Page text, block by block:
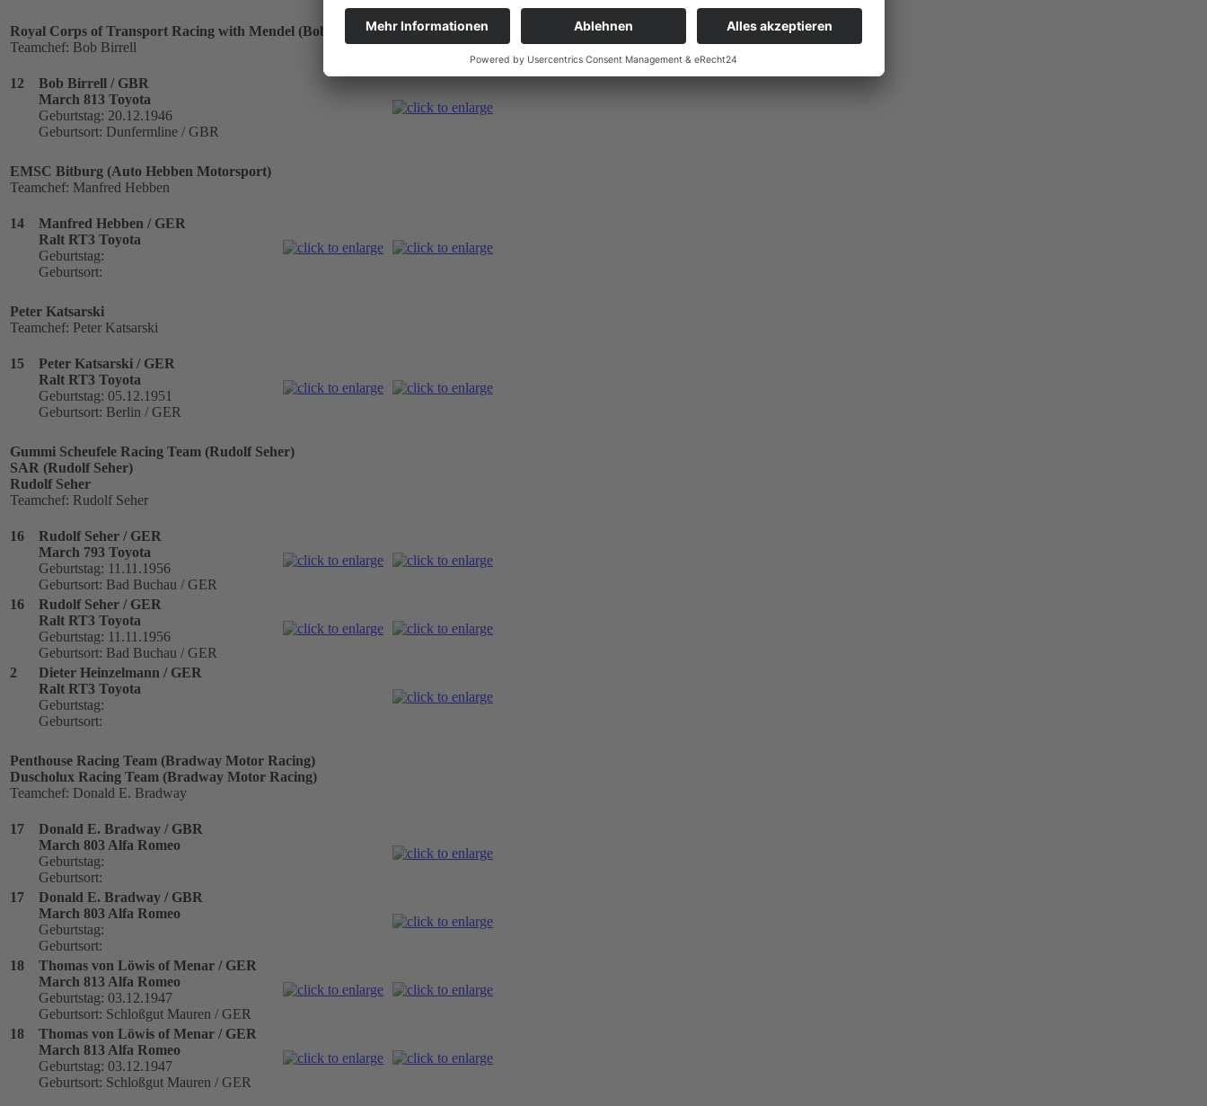
Royal Corps of Transport Racing with Mendel (Bob Birrell)
Teamchef: Bob Birrell
12
Bob Birrell / GBR
March 813 Toyota
Geburtstag: 20.12.1946
Geburtsort: Dunfermline / GBR
EMSC Bitburg (Auto Hebben Motorsport)
Teamchef: Manfred Hebben
14
Manfred Hebben / GER
Ralt RT3 Toyota
Geburtstag:
Geburtsort:
Peter Katsarski
Teamchef: Peter Katsarski
15
Peter Katsarski / GER
Ralt RT3 Toyota
Geburtstag: 05.12.1951
Geburtsort: Berlin / GER
Gummi Scheufele Racing Team (Rudolf Seher)
SAR (Rudolf Seher)
Rudolf Seher
Teamchef: Rudolf Seher
16
Rudolf Seher / GER
March 793 Toyota
Geburtstag: 11.11.1956
Geburtsort: Bad Buchau / GER
16
Rudolf Seher / GER
Ralt RT3 Toyota
Geburtstag: 11.11.1956
Geburtsort: Bad Buchau / GER
2
Dieter Heinzelmann / GER
Ralt RT3 Toyota
Geburtstag:
Geburtsort:
Penthouse Racing Team (Bradway Motor Racing)
Duscholux Racing Team (Bradway Motor Racing)
Teamchef: Donald E. Bradway
17
Donald E. Bradway / GBR
March 803 Alfa Romeo
Geburtstag:
Geburtsort:
17
Donald E. Bradway / GBR
March 803 Alfa Romeo
Geburtstag:
Geburtsort:
18
Thomas von Löwis of Menar / GER
March 813 Alfa Romeo
Geburtstag: 03.12.1947
Geburtsort: Schloßgut Mauren / GER
18
Thomas von Löwis of Menar / GER
March 813 Alfa Romeo
Geburtstag: 03.12.1947
Geburtsort: Schloßgut Mauren / GER